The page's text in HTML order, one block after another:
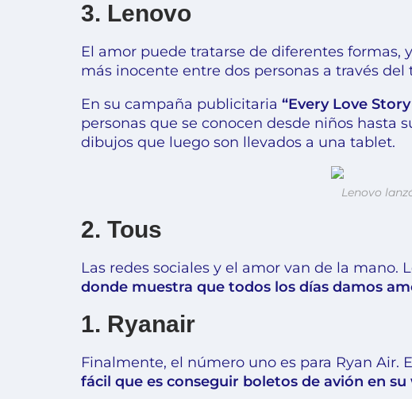
3. Lenovo
El amor puede tratarse de diferentes formas,
más inocente entre dos personas a través
En su campaña publicitaria “Every Love
personas que se conocen desde niños hasta
dibujos que luego son llevados a una tablet.
Lenovo
2. Tous
Las redes sociales y el amor van de la mano.
donde muestra que todos los días damos
1. Ryanair
Finalmente, el número uno es para Ryan Air.
fácil que es conseguir boletos de avión en